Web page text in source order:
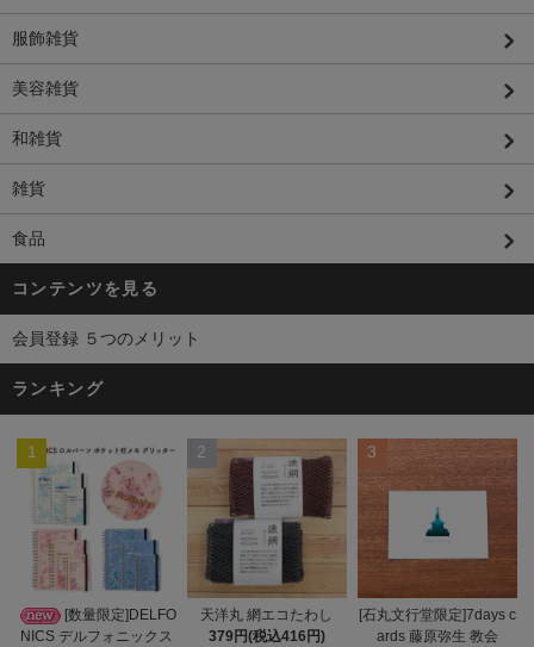
服飾雑貨
美容雑貨
和雑貨
雑貨
食品
コンテンツを見る
会員登録 ５つのメリット
ランキング
1
[数量限定]DELFO
NICS デルフォニックス
2
天洋丸 網エコたわし
379円(税込416円)
3
[石丸文行堂限定]7days c
ards 藤原弥生 教会